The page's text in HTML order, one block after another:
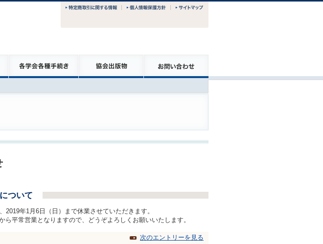
ついて
2019年1月6日（日）まで休業させていただきます。
ら平常営業となりますので、どうぞよろしくお願いいたします。
次のエントリーを見る